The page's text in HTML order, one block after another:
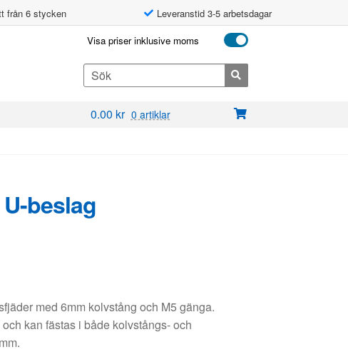
från 6 stycken Leveranstid 3-5 arbetsdagar
Visa priser inklusive moms
Search
for:
0.00 kr 0 artiklar
beslag
med 6mm kolvstång och M5 gänga.
kan fästas i både kolvstångs- och